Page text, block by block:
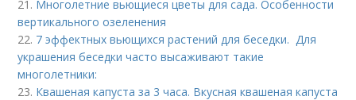
21. Многолетние вьющиеся цветы для сада. Особенности
вертикального озеленения
22. 7 эффектных вьющихся растений для беседки. Для
украшения беседки часто высаживают такие
многолетники:
23. Квашеная капуста за 3 часа. Вкусная квашеная капуста